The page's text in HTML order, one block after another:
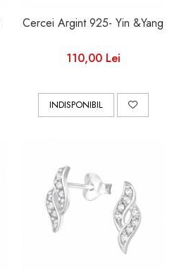
Cercei Argint 925- Yin &Yang
110,00 Lei
INDISPONIBIL